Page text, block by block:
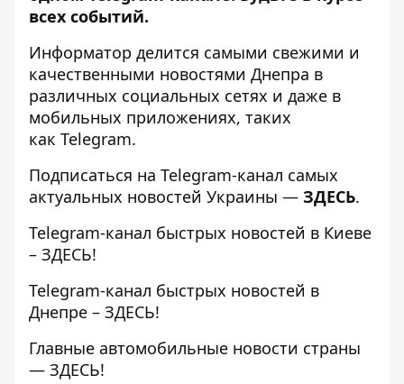
всех событий.
Информатор делится самыми свежими и
качественными новостями Днепра в
различных социальных сетях и даже в
мобильных приложениях, таких
как Telegram.
Подписаться на Telegram-канал самых
актуальных новостей Украины — ЗДЕСЬ.
Telegram-канал быстрых новостей в Киеве
– ЗДЕСЬ!
Telegram-канал быстрых новостей в
Днепре – ЗДЕСЬ!
Главные автомобильные новости страны
— ЗДЕСЬ!